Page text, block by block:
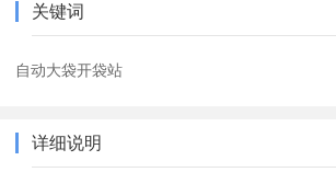
关键词
自动大袋开袋站
详细说明